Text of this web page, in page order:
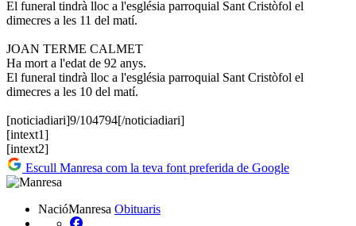
El funeral tindrà lloc a l'església parroquial Sant Cristòfol el
dimecres a les 11 del matí.
JOAN TERME CALMET
Ha mort a l'edat de 92 anys.
El funeral tindrà lloc a l'església parroquial Sant Cristòfol el
dimecres a les 10 del matí.
[noticiadiari]9/104794[/noticiadiari]
[intext1]
[intext2]
Escull Manresa com la teva font preferida de Google
NacióManresa Obituaris